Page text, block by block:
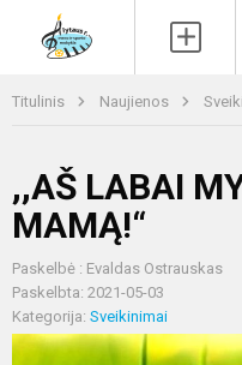
Titulinis Naujienos
,,AŠ LABAI
MAMĄ!“
Paskelbė : Evaldas Ostrauskas
Paskelbta: 2021-05-03
Kategorija: Sveikinimai